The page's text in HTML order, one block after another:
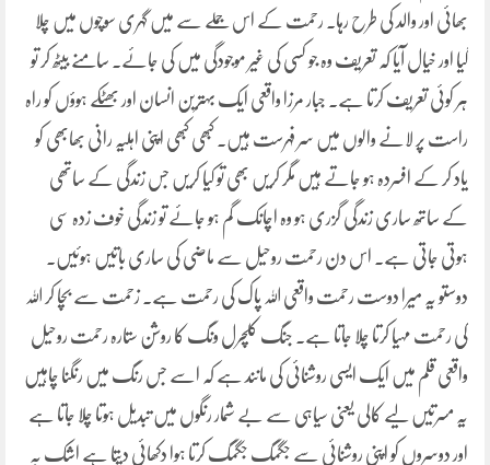
بھائی اور والد کی طرح رہا۔ رحمت کے اس جملے سے میں گہری سوچوں میں چلا
گیا اور خیال آیا کہ تعریف وہ جو کسی کی غیر موجودگی میں کی جائے۔ سامنے بیٹھ کر تو
ہر کوئی تعریف کرتا ہے۔ جبار مرزا واقعی ایک بہترین انسان اور بھٹکے ہوؤں کو راہ
راست پر لانے والوں میں سر فہرست ہیں۔ کبھی کبھی اپنی اہلیہ رانی بھابھی کو
یاد کر کے افسردہ ہو جاتے ہیں مگر کریں بھی تو کیا کریں جس زندگی کے ساتھی
کے ساتھ ساری زندگی گزری ہو وہ اچانک گم ہو جائے تو زندگی خوف زدہ سی
ہوتی جاتی ہے۔ اس دن رحمت روحیل سے ماضی کی ساری باتیں ہوئیں۔
دوستو یہ میرا دوست رحمت واقعی اللہ پاک کی رحمت ہے۔ زحمت سے بچا کر اللہ
کی رحمت مہیا کرتا چلا جاتا ہے۔ جنگ کلچرل ونگ کا روشن ستارہ رحمت روحیل
واقعی قلم میں ایک ایسی روشنائی کی مانند ہے کہ اسے جس رنگ میں رنگنا چاہیں
یہ مسرتیں لیے کالی یعنی سیاہی سے بے شمار رنگوں میں تبدیل ہوتا چلا جاتا ہے
اور دوسروں کو اپنی روشنائی سے جگمگ جگمگ کرتا ہوا دکھائی دیتا ہے اشک بہ